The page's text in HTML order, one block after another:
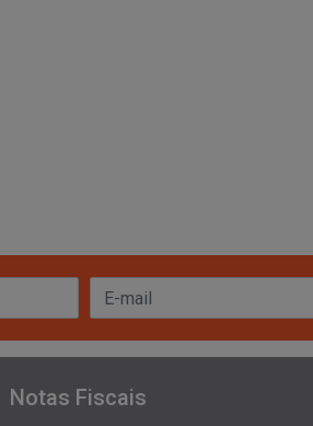
Notas Fiscais